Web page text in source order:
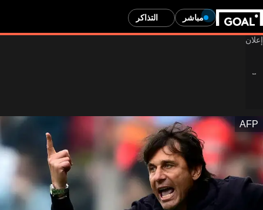
مباشر التذاكر